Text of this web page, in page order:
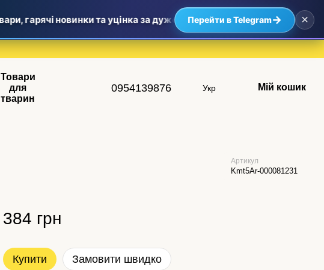
гарячі новинки та уцінка за дуже приємними цінами —
Перейти в Telegram→ ×
Товари
для
тварин
0954139876 Укр Мій кошик
Артикул
Kmt5Ar-000081231
384 грн
Купити Замовити швидко